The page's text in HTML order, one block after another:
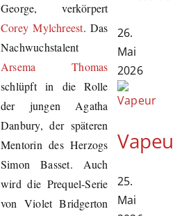
George, verkörpert
Corey Mylchreest. Das
Nachwuchstalent
Arsema Thomas
schlüpft in die Rolle
der jungen Agatha
Danbury, der späteren
Mentorin des Herzogs
Simon Basset. Auch
wird die Prequel-Serie
von Violet Bridgerton
26.
Mai
2026
25.
Mai